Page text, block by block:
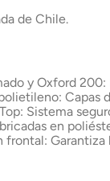
de Chile.
y Oxford
Capas
Sistema
en